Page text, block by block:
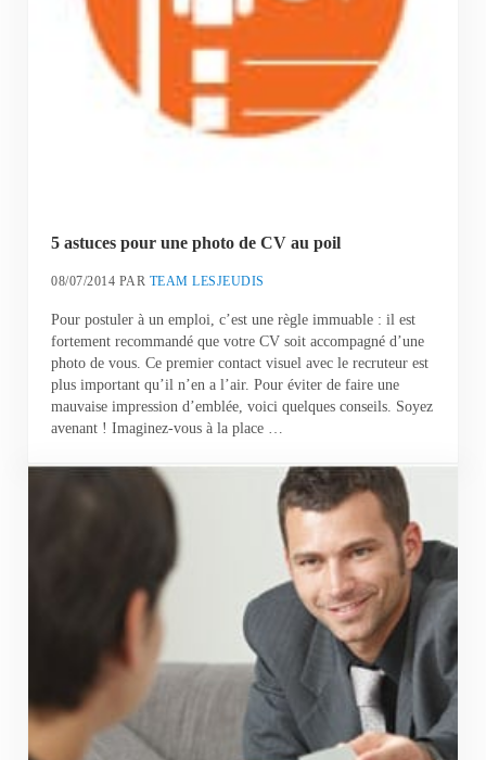
5 astuces pour une photo de CV au poil
08/07/2014 PAR TEAM LESJEUDIS
Pour postuler à un emploi, c’est une règle immuable : il est
fortement recommandé que votre CV soit accompagné d’une
photo de vous. Ce premier contact visuel avec le recruteur est
plus important qu’il n’en a l’air. Pour éviter de faire une
mauvaise impression d’emblée, voici quelques conseils. Soyez
avenant ! Imaginez-vous à la place …